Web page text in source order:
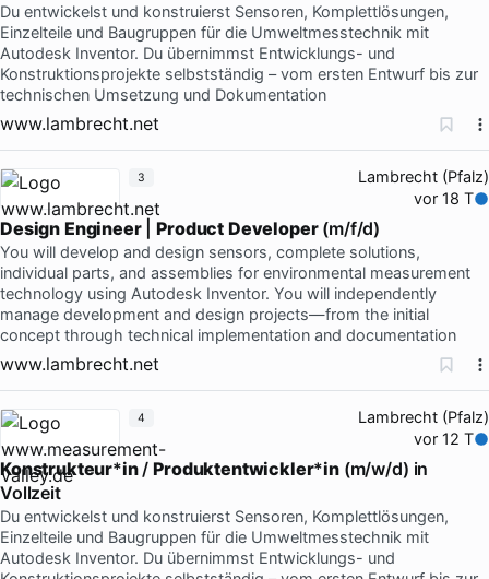
Du entwickelst und konstruierst Sensoren, Komplettlösungen,
Einzelteile und Baugruppen für die Umweltmesstechnik mit
Autodesk Inventor. Du übernimmst Entwicklungs- und
Konstruktionsprojekte selbstständig – vom ersten Entwurf bis zur
technischen Umsetzung und Dokumentation
www.lambrecht.net
Lambrecht (Pfalz)
vor 18 T
Design Engineer|Product Developer(m/f/d)
You will develop and design sensors, complete solutions,
individual parts, and assemblies for environmental measurement
technology using Autodesk Inventor. You will independently
manage development and design projects—from the initial
concept through technical implementation and documentation
www.lambrecht.net
3
Lambrecht (Pfalz)
vor 12 T
Konstrukteur*in/Produktentwickler*in(m/w/d) in
Vollzeit
Du entwickelst und konstruierst Sensoren, Komplettlösungen,
Einzelteile und Baugruppen für die Umweltmesstechnik mit
Autodesk Inventor. Du übernimmst Entwicklungs- und
4